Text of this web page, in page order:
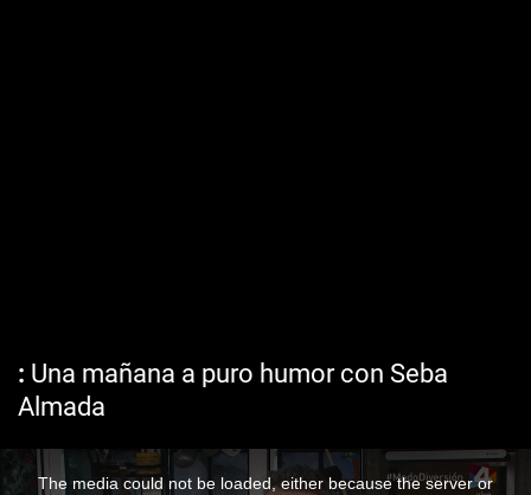
Una mañana a puro humor con Seba
Almada
The media could not be loaded, either because the server or